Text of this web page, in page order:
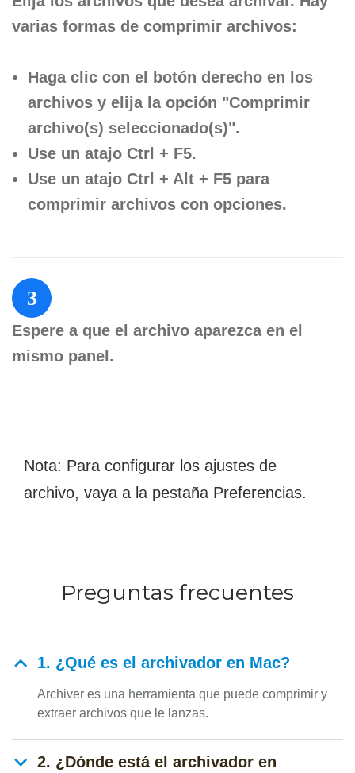
varias formas de comprimir archivos:
Haga clic con el botón derecho en los
archivos y elija la opción "Comprimir
archivo(s) seleccionado(s)".
Use un atajo Ctrl + F5.
Use un atajo Ctrl + Alt + F5 para
comprimir archivos con opciones.
3
Espere a que el archivo aparezca en el
mismo panel.
Nota: Para configurar los ajustes de
archivo, vaya a la pestaña Preferencias.
Preguntas frecuentes
1. ¿Qué es el archivador en Mac?
Archiver es una herramienta que puede comprimir y
extraer archivos que le lanzas.
2. ¿Dónde está el archivador en